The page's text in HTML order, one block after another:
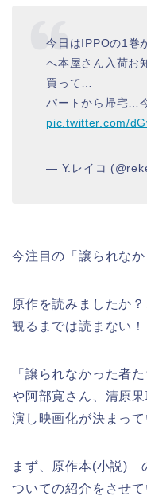
今日はIPPOの1巻
へ本屋さん入荷お
買って…
パートから帰宅…
pic.twitter.com/
— Y.レイコ
今注目の「譲られなか
原作を読みましたか
観るまでは読まない
「譲られなかった者
や阿部寛さん、清原
演し映画化が決まって
まず、原作本(小説)
ついての紹介をさせて